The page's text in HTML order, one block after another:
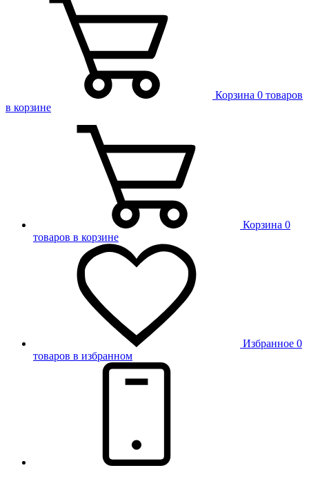
Корзина 0 товаров
в корзине
Корзина 0
товаров в корзине
Избранное 0
товаров в избранном